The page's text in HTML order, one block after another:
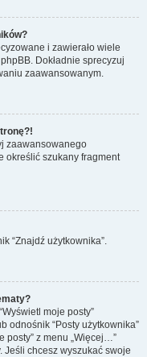
i zawierało wiele
Dokładnie sprecyzuj
zaawansowanym.
zaawansowanego
określić szukany fragment
“Znajdź użytkownika”.
moje posty”
odnośnik “Posty użytkownika”
posty” z menu „Więcej…”
chcesz wyszukać swoje